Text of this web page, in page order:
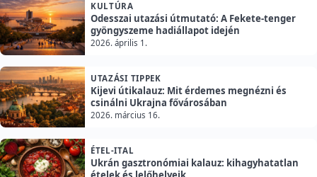
KULTÚRA
Odesszai utazási útmutató: A Fekete-tenger
gyöngyszeme hadiállapot idején
2026. április 1.
UTAZÁSI TIPPEK
Kijevi útikalauz: Mit érdemes megnézni és
csinálni Ukrajna fővárosában
2026. március 16.
ÉTEL-ITAL
Ukrán gasztronómiai kalauz: kihagyhatatlan